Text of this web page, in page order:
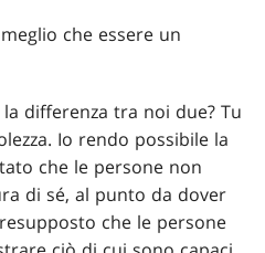
che essere un
differenza tra noi due? Tu
Io rendo possibile la
che le persone non
di sé, al punto da dover
che le persone